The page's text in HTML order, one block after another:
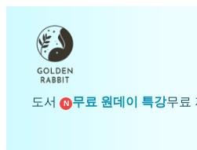
도서 N 무료 원데이 특강무료